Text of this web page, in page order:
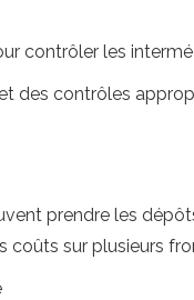
contrôler les
des contrôles
prendre les
coûts sur plusieurs